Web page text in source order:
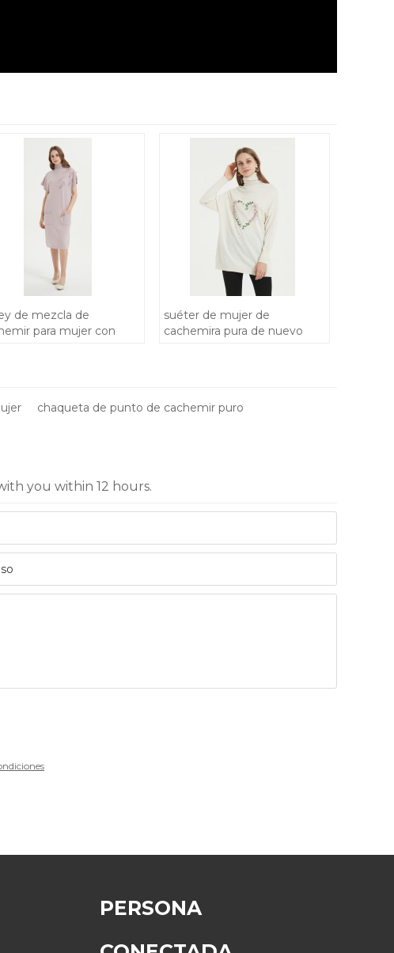
de mezcla de
para mujer con
suéter de mujer de
cachemira pura de nuevo
chaqueta de punto de cachemir puro
you within 12 hours.
PERSONA